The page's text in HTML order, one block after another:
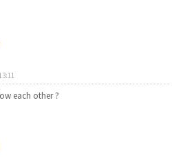
each other ?